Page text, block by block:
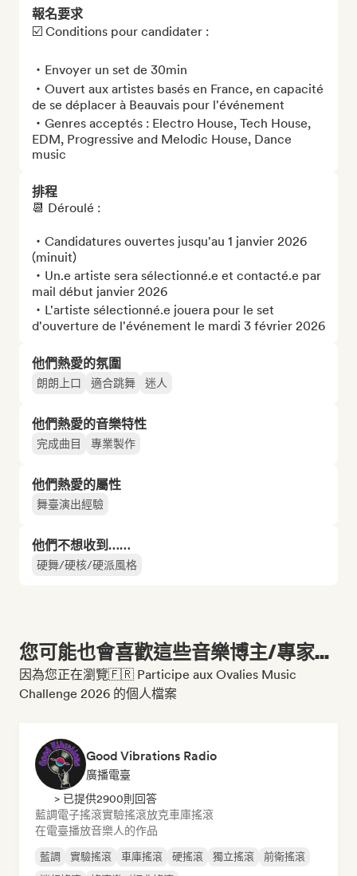
報名要求
☑️ Conditions pour candidater :
・Envoyer un set de 30min
・Ouvert aux artistes basés en France, en capacité
de se déplacer à Beauvais pour l'événement
・Genres acceptés : Electro House, Tech House,
EDM, Progressive and Melodic House, Dance
music
排程
📆 Déroulé :
・Candidatures ouvertes jusqu'au 1 janvier 2026
(minuit)
・Un.e artiste sera sélectionné.e et contacté.e par
mail début janvier 2026
・L'artiste sélectionné.e jouera pour le set
d'ouverture de l'événement le mardi 3 février 2026
他們熱愛的氛圍
朗朗上口 適合跳舞 迷人
他們熱愛的音樂特性
完成曲目 專業製作
他們熱愛的屬性
舞臺演出經驗
他們不想收到……
硬舞/硬核/硬派風格
您可能也會喜歡這些音樂博主/專家...
因為您正在瀏覽🇫🇷 Participe aux Ovalies Music
Challenge 2026 的個人檔案
Good Vibrations Radio
廣播電臺
> 已提供2900則回答
藍調電子搖滾實驗搖滾放克車庫搖滾
在電臺播放音樂人的作品
藍調 實驗搖滾 車庫搖滾 硬搖滾 獨立搖滾
前衛搖滾